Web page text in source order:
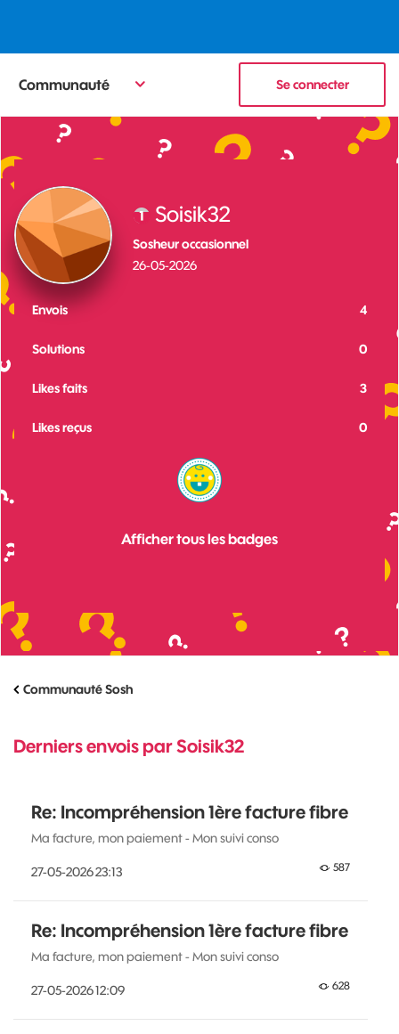
Communauté Se connecter
Soisik32
Sosheur occasionnel
‎26-05-2026
4
Envois
0
Solutions
3
Likes faits
0
Likes reçus
Afficher tous les badges
Communauté Sosh
Derniers envois par Soisik32
Re: Incompréhension 1ère facture fibre
Ma facture, mon paiement - Mon suivi conso
587
‎27-05-202623:13
Re: Incompréhension 1ère facture fibre
Ma facture, mon paiement - Mon suivi conso
628
‎27-05-202612:09